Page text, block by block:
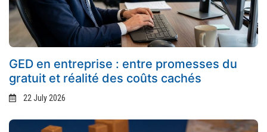
GED en entreprise : entre promesses du
gratuit et réalité des coûts cachés
22 July 2026